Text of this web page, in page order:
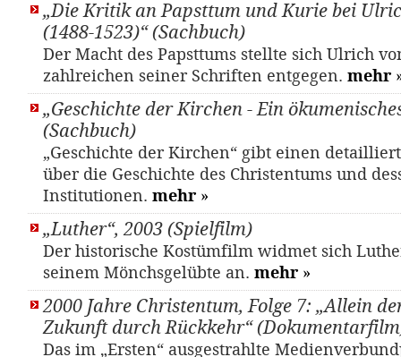
„Die Kritik an Papsttum und Kurie bei
(1488-1523)“ (Sachbuch)
Der Macht des Papsttums stellte sich Ulrich
zahlreichen seiner Schriften entgegen. mehr
„Geschichte der Kirchen - Ein
(Sachbuch)
„Geschichte der Kirchen“ gibt einen
über die Geschichte des Christentums und
Institutionen. mehr »
„Luther“, 2003 (Spielfilm)
Der historische Kostümfilm widmet sich
seinem Mönchsgelübte an. mehr »
2000 Jahre Christentum, Folge 7: „Allein
Zukunft durch Rückkehr“
Das im „Ersten“ ausgestrahlte